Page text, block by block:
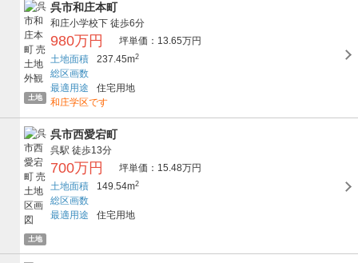
土地
呉市和庄本町
和庄小学校下 徒歩6分
980万円
坪単価：13.65万円
土地面積
237.45m2
総区画数
最適用途
住宅用地
和庄学区です
土地
呉市西愛宕町
呉駅 徒歩13分
700万円
坪単価：15.48万円
土地面積
149.54m2
総区画数
最適用途
住宅用地